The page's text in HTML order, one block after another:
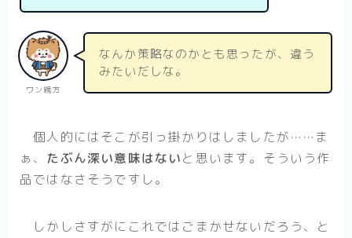
ワン親方
なんか策略なのかとも思ったが、違う
みたいだしな。
個人的にはそこが引っ掛かりはしましたが……ま
ぁ、 たぶん深い意味はないと思います。そういう作
品ではなさそうですし。
しかしさすがにこれではごまかせないだろう、と